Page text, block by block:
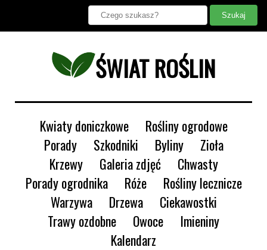
ŚWIAT ROŚLIN
Kwiaty doniczkowe
Rośliny ogrodowe
Porady
Szkodniki Byliny
Zioła
Krzewy
Galeria zdjęć
Chwasty
Porady ogrodnika
Róże
Rośliny lecznicze
Warzywa
Drzewa
Ciekawostki
Trawy ozdobne
Owoce
Imieniny
Kalendarz